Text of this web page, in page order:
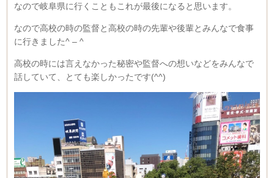
なので岐阜県に行くこともこれが最後になると思います。
なので高校の時の監督と高校の時の先輩や後輩とみんなで食事
に行きました^ – ^
高校の時には言えなかった秘密や監督への想いなどをみんなで
話していて、とても楽しかったです(^^)